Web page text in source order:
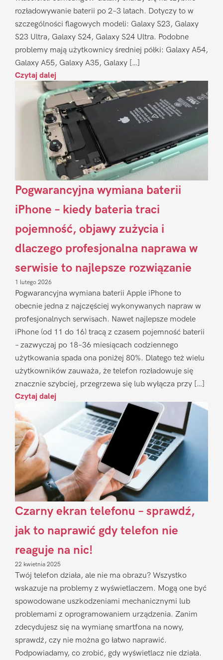
rozładowywanie baterii po 2–3 latach. Dotyczy to w
szczególności flagowych modeli: Galaxy S23, Galaxy
S23 Ultra, Galaxy S24, Galaxy S24 Ultra. Podobne
problemy mają użytkownicy średniej półki: Galaxy A54,
Galaxy A55, Galaxy A35, Galaxy […]
Czytaj dalej
Pogwarancyjna wymiana baterii
iPhone – kiedy bateria traci
pojemność, objawy zużycia i
dlaczego profesjonalna naprawa w
serwisie to najlepsze rozwiązanie
1 lutego 2026
Pogwarancyjna wymiana baterii Apple iPhone to
obecnie jedna z najczęściej wykonywanych napraw w
profesjonalnych serwisach. Nawet najlepsze modele
iPhone (od 11 do 16) tracą z czasem pojemność baterii
– zazwyczaj po 18–36 miesiącach codziennego
użytkowania spada ona poniżej 80%. Dlatego też wielu
użytkowników zauważa, że telefon rozładowuje się
znacznie szybciej, przegrzewa się lub wyłącza przy […]
Czytaj dalej
Czarny ekran telefonu – sprawdź,
jak to naprawić gdy telefon nie
reaguje na nic!
22 kwietnia 2025
Twój telefon działa, ale nie ma obrazu? Wszystko
wskazuje na problemy z wyświetlaczem. Mogą one być
spowodowane uszkodzeniami mechanicznymi lub
problemami z oprogramowaniem urządzenia. Zanim
zdecydujesz się na wymianę smartfona na nowy,
sprawdź, czy nie można go łatwo naprawić.
Podpowiadamy, co zrobić, gdy wyświetlacz nie działa.